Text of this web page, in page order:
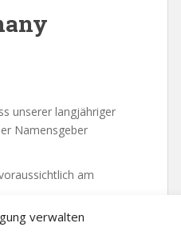
verwalten
unserer langjähriger
Namensgeber
am